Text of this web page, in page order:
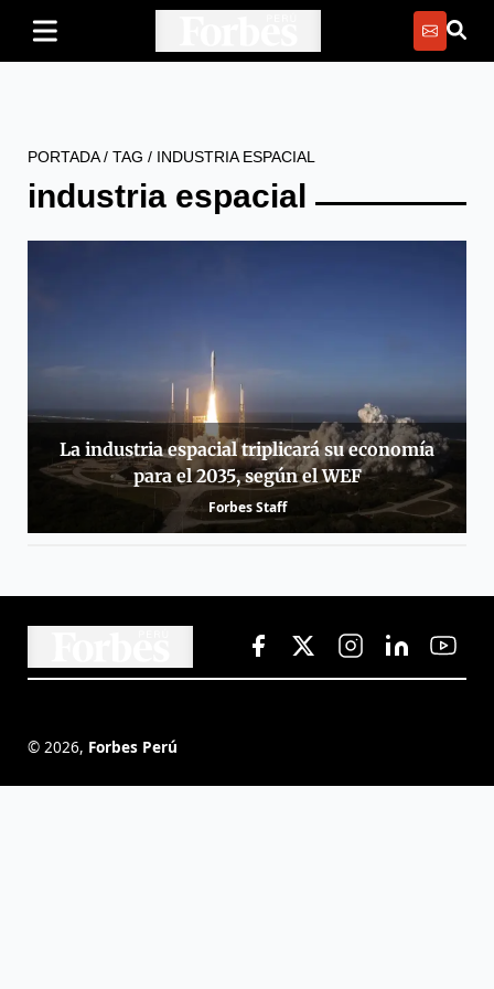
PORTADA/ TAG / INDUSTRIA ESPACIAL
industria espacial
La industria espacial triplicará su economía
para el 2035, según el WEF
Forbes Staff
© 2026, Forbes Perú